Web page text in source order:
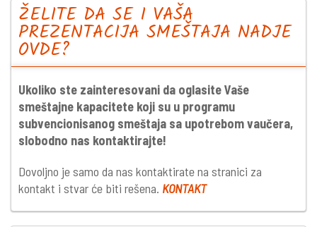
ŽELITE DA SE I VAŠA
PREZENTACIJA SMEŠTAJA NADJE
OVDE?
Ukoliko ste zainteresovani da oglasite Vaše
smeštajne kapacitete koji su u programu
subvencionisanog smeštaja sa upotrebom vaučera,
slobodno nas kontaktirajte!
Dovoljno je samo da nas kontaktirate na stranici za
kontakt i stvar će biti rešena. KONTAKT